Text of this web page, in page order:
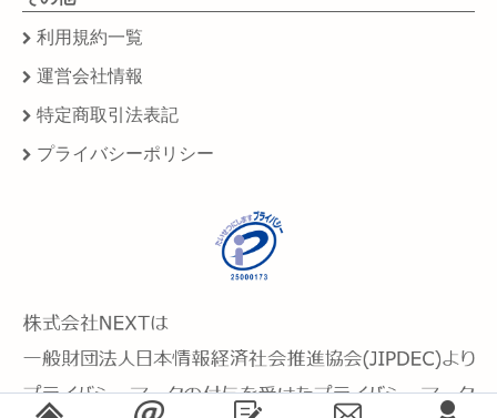
利用規約一覧
運営会社情報
特定商取引法表記
プライバシーポリシー